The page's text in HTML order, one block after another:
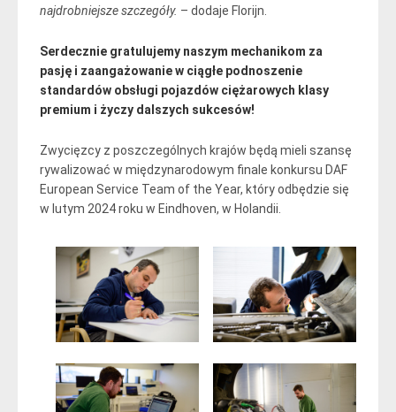
najdrobniejsze szczegóły. – dodaje Florijn.
Serdecznie gratulujemy naszym mechanikom za
pasję i zaangażowanie w ciągłe podnoszenie
standardów obsługi pojazdów ciężarowych klasy
premium i życzy dalszych sukcesów!
Zwycięzcy z poszczególnych krajów będą mieli szansę
rywalizować w międzynarodowym finale konkursu DAF
European Service Team of the Year, który odbędzie się
w lutym 2024 roku w Eindhoven, w Holandii.